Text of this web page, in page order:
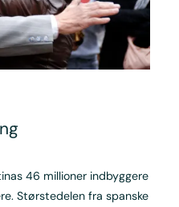
46 millioner indbyggere
Størstedelen fra spanske